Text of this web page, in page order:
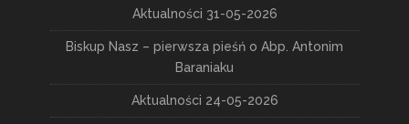
Aktualności 31-05-2026
Biskup Nasz – pierwsza pieśń o Abp. Antonim
Baraniaku
Aktualności 24-05-2026